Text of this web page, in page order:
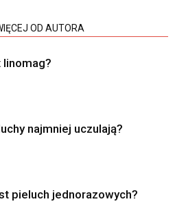
OD AUTORA
linomag?
najmniej uczulają?
pieluch jednorazowych?